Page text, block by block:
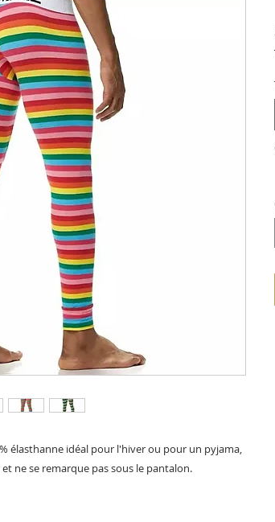
élasthanne idéal pour l'hiver ou pour un pyjama,
ne se remarque pas sous le pantalon.